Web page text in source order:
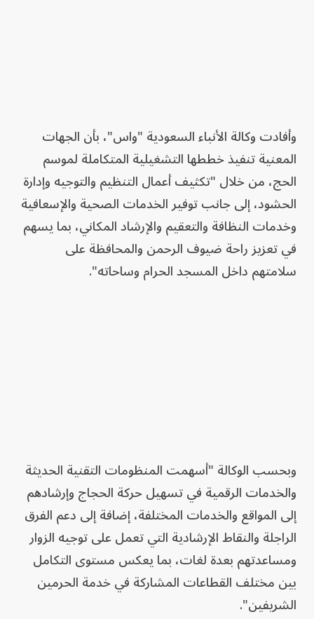
وأفادت وكالة الأنباء السعودية "واس"، بأن الجهات
المعنية تنفيذ خططها التشغيلية المتكاملة لموسم
الحج، من خلال "تكثيف أعمال التنظيم والتوجيه وإدارة
الحشود، إلى جانب توفير الخدمات الصحية والإسعافية
وخدمات النظافة والتعقيم والإرشاد المكاني، بما يسهم
في تعزيز راحة ضيوف الرحمن والمحافظة على
سلامتهم داخل المسجد الحرام وساحاته".
وبحسب الوكالة "أسهمت المنظومات التقنية الحديثة
والخدمات الرقمية في تسهيل حركة الحجاج وإرشادهم
إلى المواقع والخدمات المختلفة، إضافة إلى دعم الفرق
الراجلة والنقاط الإرشادية التي تعمل على توجيه الزوار
ومساعدتهم بعدة لغات، بما يعكس مستوى التكامل
بين مختلف القطاعات المشاركة في خدمة الحرمين
الشريفين".